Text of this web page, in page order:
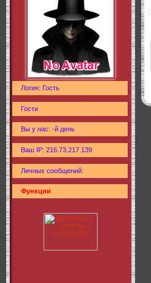
Логин: Гость
Гости
Вы у нас: -й день
Ваш IP: 216.73.217.139
Личных сообщений:
Функции